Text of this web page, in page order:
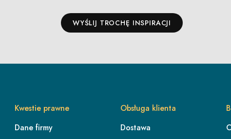
WYŚLIJ TROCHĘ INSPIRACJI
Kwestie prawne
Dane firmy
Obsługa klienta
Dostawa